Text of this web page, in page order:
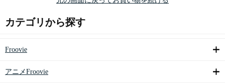
カテゴリから探す
Froovie
アニメFroovie